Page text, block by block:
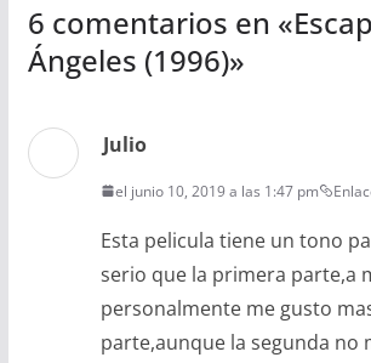
6 comentarios en «
Ángeles (1996)»
Julio
el junio 10, 2019 a las 1:47 pm
Esta pelicula tiene un tono
serio que la primera parte,a
personalmente me gusto
parte,aunque la segunda no